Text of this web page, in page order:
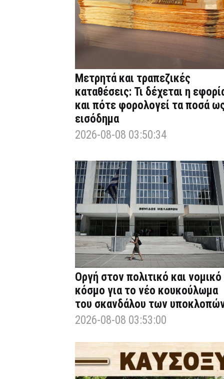
Μετρητά και τραπεζικές
καταθέσεις: Τι δέχεται η
και πότε φορολογεί τα ποσά
εισόδημα
2026-08-08 03:50:34
Οργή στον πολιτικό και νομικό
κόσμο για το νέο κουκούλωμα
του σκανδάλου των
2026-08-08 03:53:00